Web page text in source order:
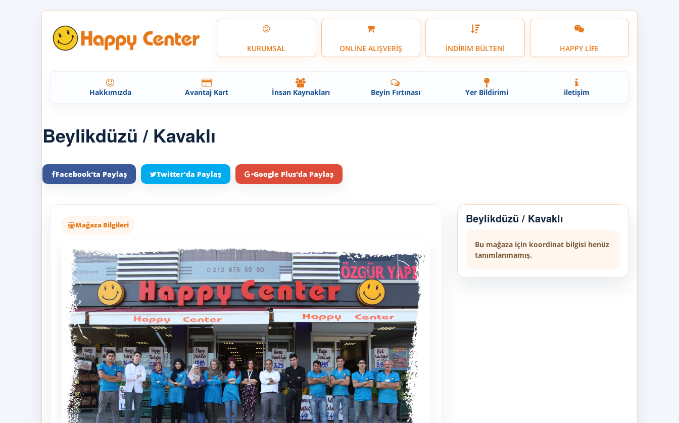
KURUMSAL ONLİNE ALIŞVERİŞ İNDİRİM BÜLTENİ HAPPY LİFE
Hakkımızda Avantaj Kart İnsan Kaynakları Beyin Fırtınası Yer Bildirimi iletişim
Beylikdüzü / Kavaklı
Facebook'ta Paylaş Twitter'da Paylaş Google Plus'da Paylaş
Mağaza Bilgileri Beylikdüzü / Kavaklı
Bu mağaza için koordinat bilgisi henüz
tanımlanmamış.